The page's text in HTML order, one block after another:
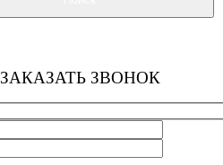
ЗАКАЗАТЬ ЗВОНОК